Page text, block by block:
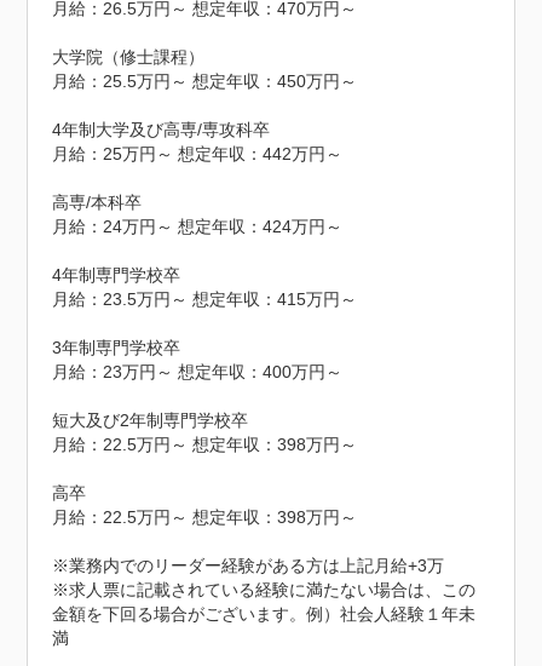
月給：26.5万円～ 想定年収：470万円～
大学院（修士課程）
月給：25.5万円～ 想定年収：450万円～
4年制大学及び高専/専攻科卒
月給：25万円～ 想定年収：442万円～
高専/本科卒
月給：24万円～ 想定年収：424万円～
4年制専門学校卒
月給：23.5万円～ 想定年収：415万円～
3年制専門学校卒
月給：23万円～ 想定年収：400万円～
短大及び2年制専門学校卒
月給：22.5万円～ 想定年収：398万円～
高卒
月給：22.5万円～ 想定年収：398万円～
※業務内でのリーダー経験がある方は上記月給+3万
※求人票に記載されている経験に満たない場合は、この
金額を下回る場合がございます。例）社会人経験１年未
満